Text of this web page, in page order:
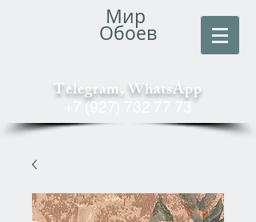
Мир
Обоев
Telegram, WhatsApp
+7 (927) 732 77 73